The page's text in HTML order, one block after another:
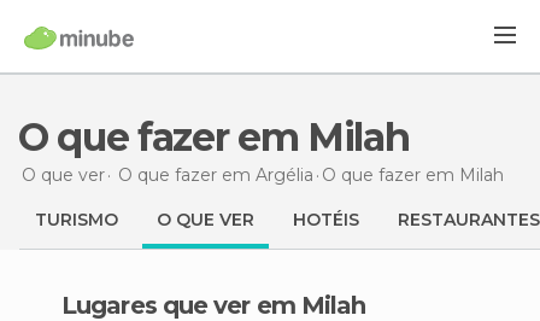
O que fazer em Milah
O que ver O que fazer em Argélia O que fazer em Milah
TURISMO O QUE VER HOTÉIS RESTAURANTES
Lugares que ver em Milah